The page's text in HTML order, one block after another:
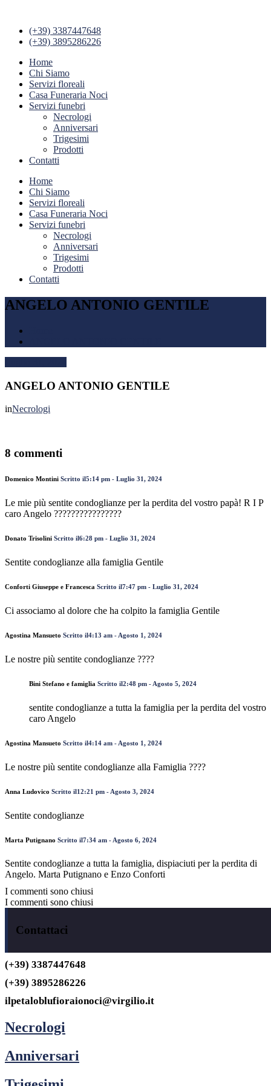
(+39) 3387447648
(+39) 3895286226
Home
Chi Siamo
Servizi floreali
Casa Funeraria Noci
Servizi funebri
Necrologi
Anniversari
Trigesimi
Prodotti
Contatti
Home
Chi Siamo
Servizi floreali
Casa Funeraria Noci
Servizi funebri
Necrologi
Anniversari
Trigesimi
Prodotti
Contatti
ANGELO ANTONIO GENTILE
ANGELO ANTONIO GENTILE
inNecrologi
8 commenti
Domenico Montini Scritto il5:14 pm - Luglio 31, 2024
Le mie più sentite condoglianze per la perdita del vostro papà! R I P
caro Angelo ????????????????
Donato Trisolini Scritto il6:28 pm - Luglio 31, 2024
Sentite condoglianze alla famiglia Gentile
Conforti Giuseppe e Francesca Scritto il7:47 pm - Luglio 31, 2024
Ci associamo al dolore che ha colpito la famiglia Gentile
Agostina Mansueto Scritto il4:13 am - Agosto 1, 2024
Le nostre più sentite condoglianze ????
Bini Stefano e famiglia Scritto il2:48 pm - Agosto 5, 2024
sentite condoglianze a tutta la famiglia per la perdita del vostro
caro Angelo
Agostina Mansueto Scritto il4:14 am - Agosto 1, 2024
Le nostre più sentite condoglianze alla Famiglia ????
Anna Ludovico Scritto il12:21 pm - Agosto 3, 2024
Sentite condoglianze
Marta Putignano Scritto il7:34 am - Agosto 6, 2024
Sentite condoglianze a tutta la famiglia, dispiaciuti per la perdita di
Angelo. Marta Putignano e Enzo Conforti
I commenti sono chiusi
I commenti sono chiusi
Contattaci
(+39) 3387447648
(+39) 3895286226
ilpetaloblufioraionoci@virgilio.it
Necrologi
Anniversari